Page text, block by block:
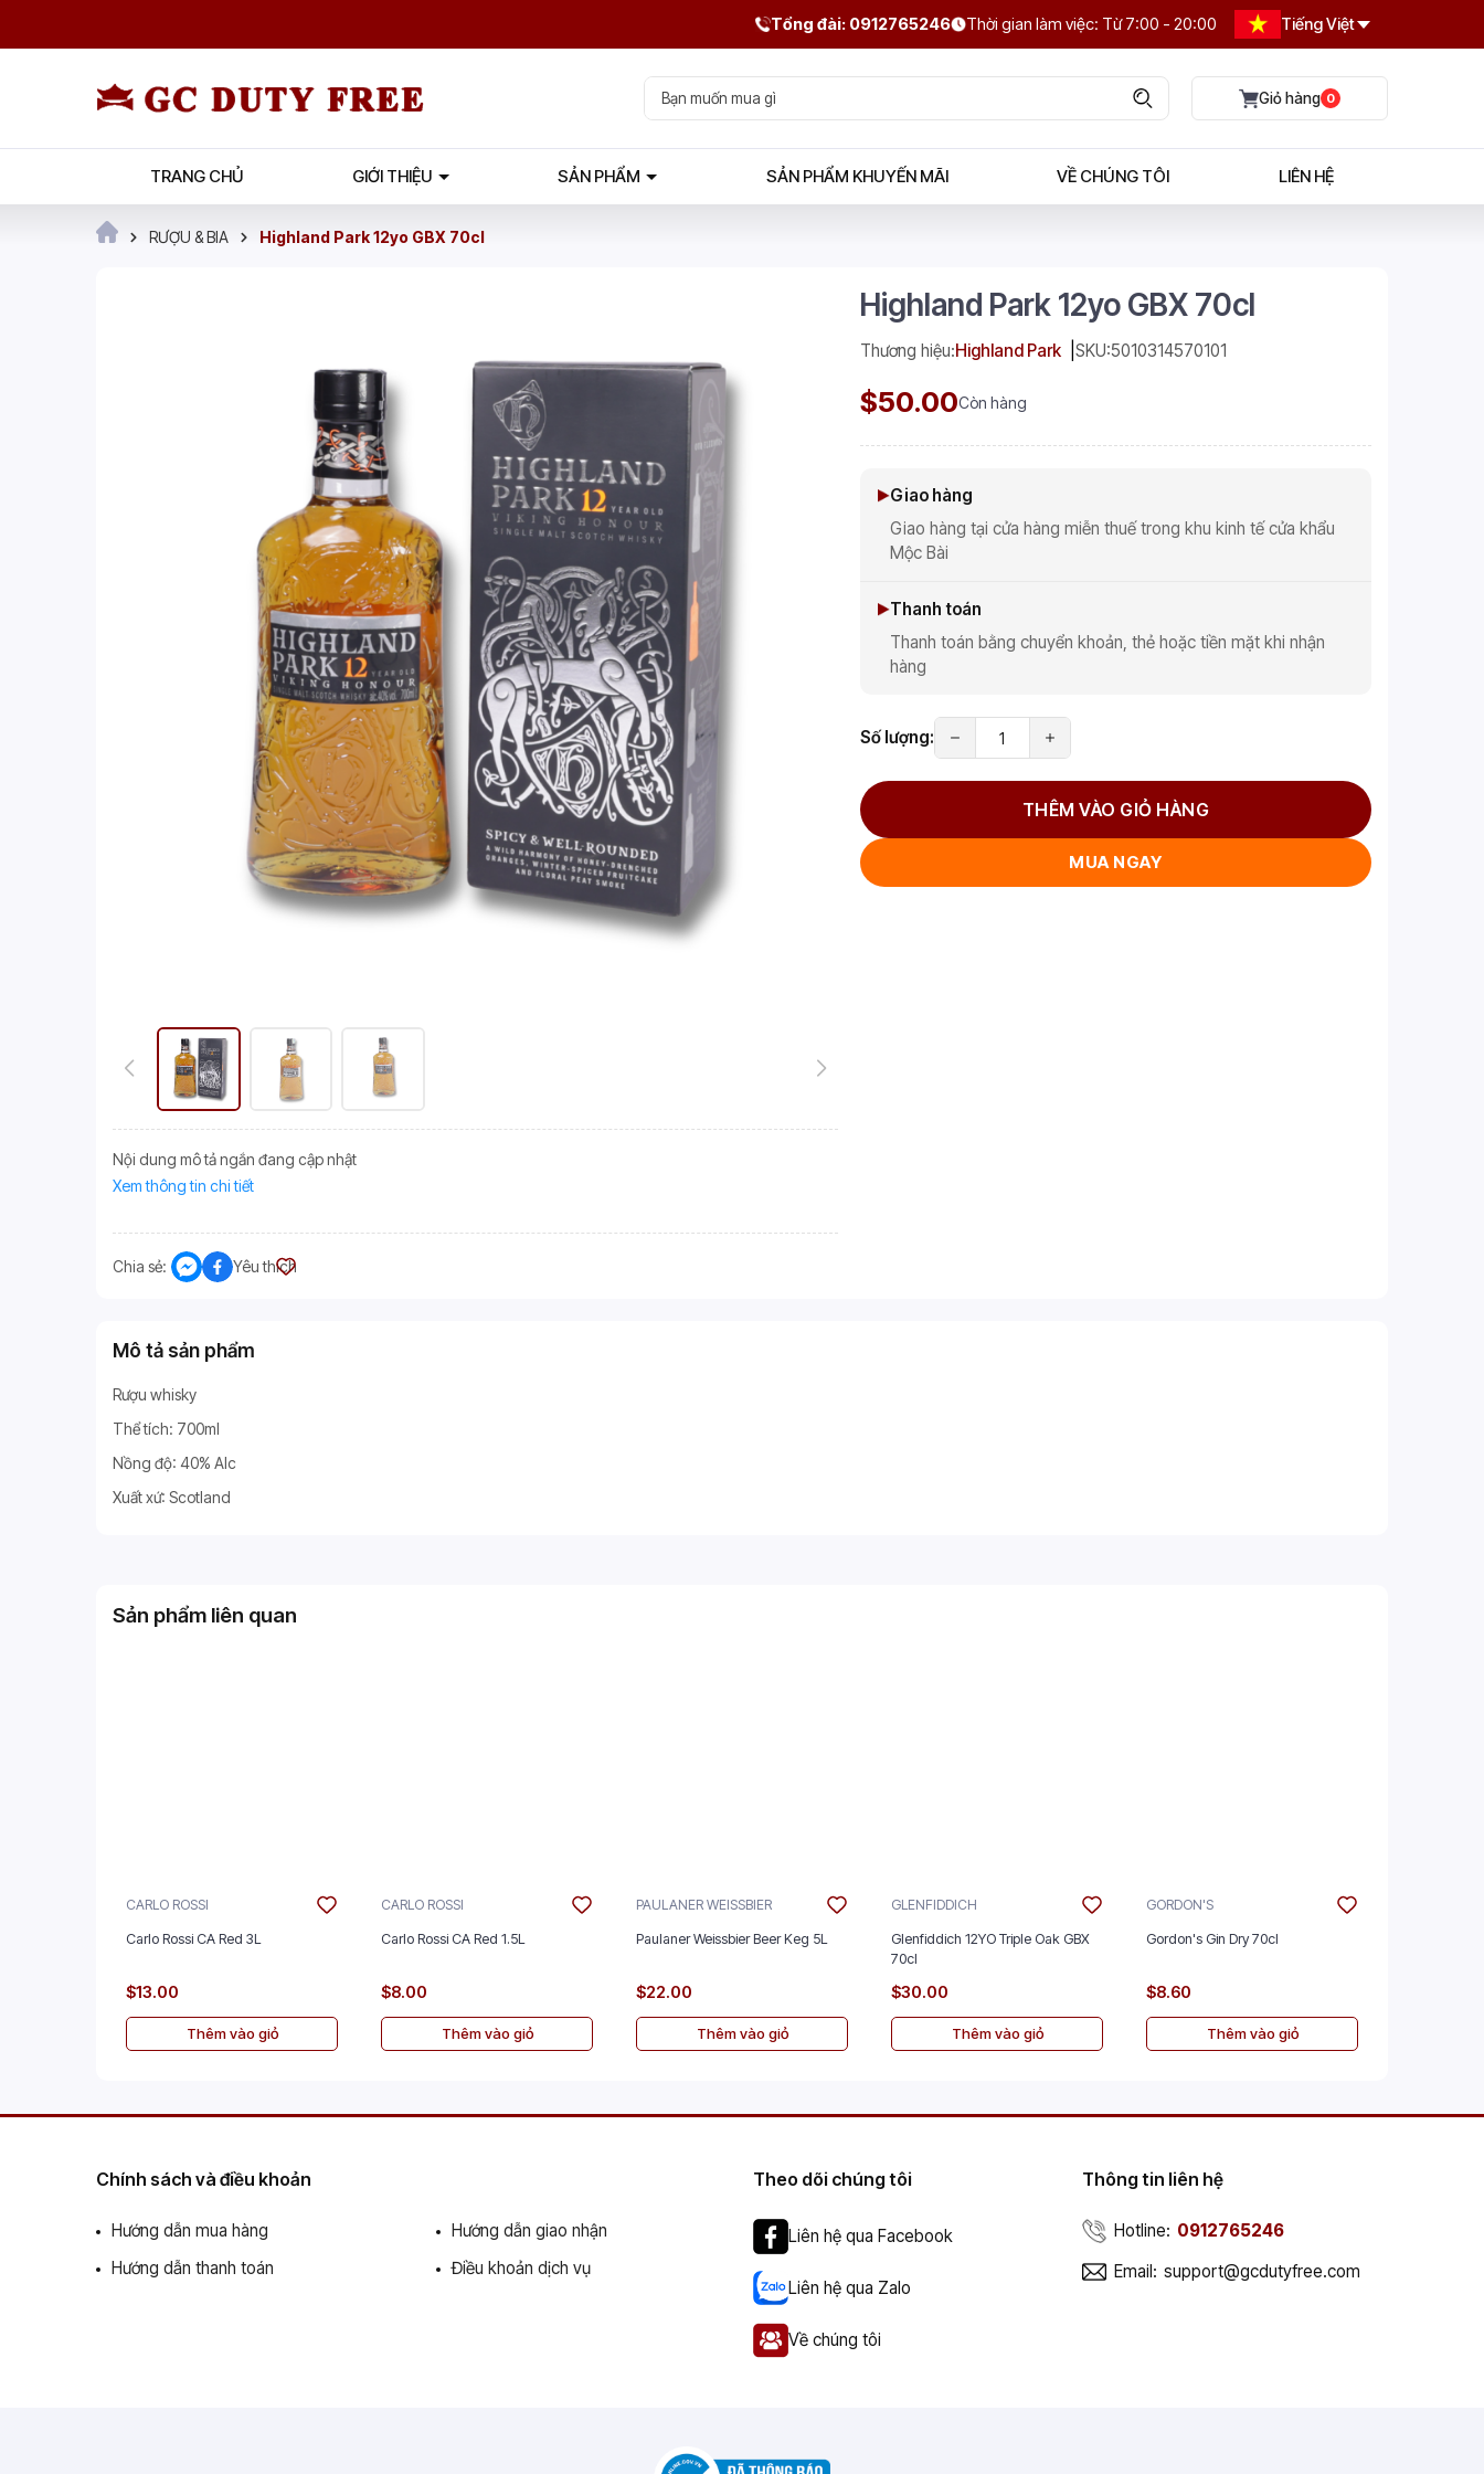
Tổng đài: 0912765246 Thời gian làm việc: Từ 7:00 - 20:00 Tiếng Việt
0
TRANG CHỦ GIỚI THIỆU SẢN PHẨM SẢN PHẨM KHUYẾN MÃI VỀ CHÚNG TÔI LIÊN HỆ
RƯỢU & BIA Highland Park 12yo GBX 70cl
Nội dung mô tả ngắn đang cập nhật
Xem thông tin chi tiết
Chia sẻ: Yêu thích
Highland Park 12yo GBX 70cl
Thương hiệu:Highland Park SKU:5010314570101
$50.00Còn hàng
Giao hàng
Giao hàng tại cửa hàng miễn thuế trong khu kinh tế cửa khẩu
Mộc Bài
Thanh toán
Thanh toán bằng chuyển khoản, thẻ hoặc tiền mặt khi nhận
hàng
Số lượng:
THÊM VÀO GIỎ HÀNG
MUA NGAY
Mô tả sản phẩm
Rượu whisky
Thể tích: 700ml
Nồng độ: 40% Alc
Xuất xứ: Scotland
Sản phẩm liên quan
CARLO ROSSI
Carlo Rossi CA Red 3L
$13.00
Thêm vào giỏ
CARLO ROSSI
Carlo Rossi CA Red 1.5L
$8.00
Thêm vào giỏ
PAULANER WEISSBIER
Paulaner Weissbier Beer Keg 5L
$22.00
Thêm vào giỏ
GLENFIDDICH
Glenfiddich 12YO Triple Oak GBX
70cl
$30.00
Thêm vào giỏ
GORDON'S
Gordon's Gin Dry 70cl
$8.60
Thêm vào giỏ
Chính sách và điều khoản
Hướng dẫn mua hàng
Hướng dẫn thanh toán
Hướng dẫn giao nhận
Điều khoản dịch vụ
Theo dõi chúng tôi
Liên hệ qua Facebook
Liên hệ qua Zalo
Về chúng tôi
Thông tin liên hệ
Hotline: 0912765246
Email: support@gcdutyfree.com